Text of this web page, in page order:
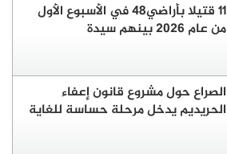
11 قتيلا بأراضي48 في الأسبوع الأول
من عام 2026 بينهم سيدة
الصراع حول مشروع قانون إعفاء
الحريديم يدخل مرحلة حساسة للغاية